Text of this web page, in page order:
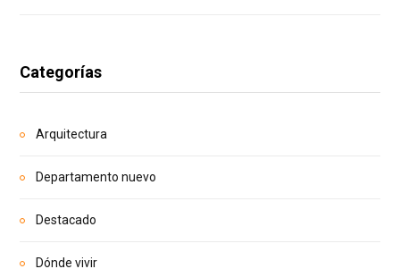
Categorías
Arquitectura
Departamento nuevo
Destacado
Dónde vivir